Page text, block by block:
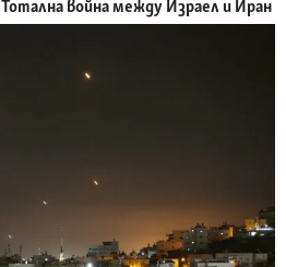
Тотална война между Израел и Иран